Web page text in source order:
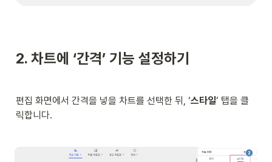
2. 차트에 ‘간격’ 기능 설정하기
편집 화면에서 간격을 넣을 차트를 선택한 뒤, ‘스타일’ 탭을 클
릭합니다.